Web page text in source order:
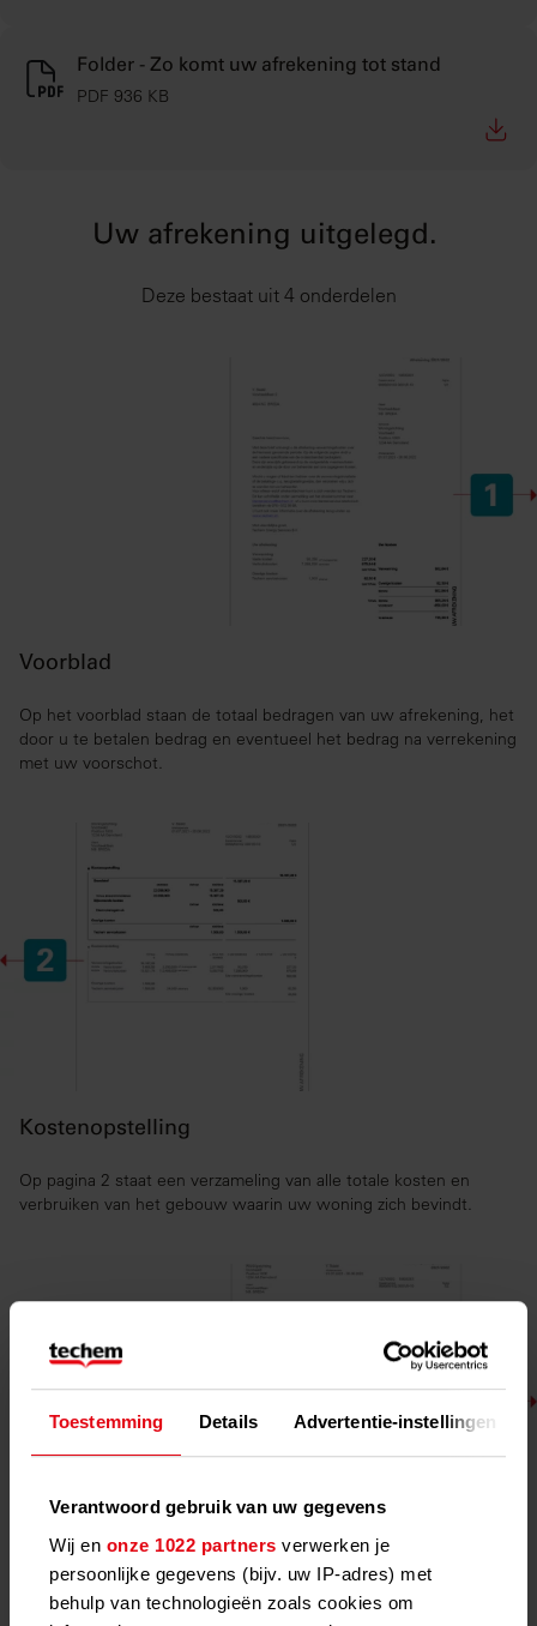
Toestemming Details Advertentie-instellingen
Verantwoord gebruik van uw gegevens
Wij en onze 1022 partners verwerken je
persoonlijke gegevens (bijv. uw IP-adres) met
behulp van technologieën zoals cookies om
Folder - Zo komt uw afrekening tot stand
PDF 936 KB
Uw afrekening uitgelegd.
Deze bestaat uit 4 onderdelen
Voorblad
Op het voorblad staan de totaal bedragen van uw afrekening, het
door u te betalen bedrag en eventueel het bedrag na verrekening
met uw voorschot.
Kostenopstelling
Op pagina 2 staat een verzameling van alle totale kosten en
verbruiken van het gebouw waarin uw woning zich bevindt.
Kostenverdeling
Alle totale kosten moeten eerlijk verdeeld worden. Hier